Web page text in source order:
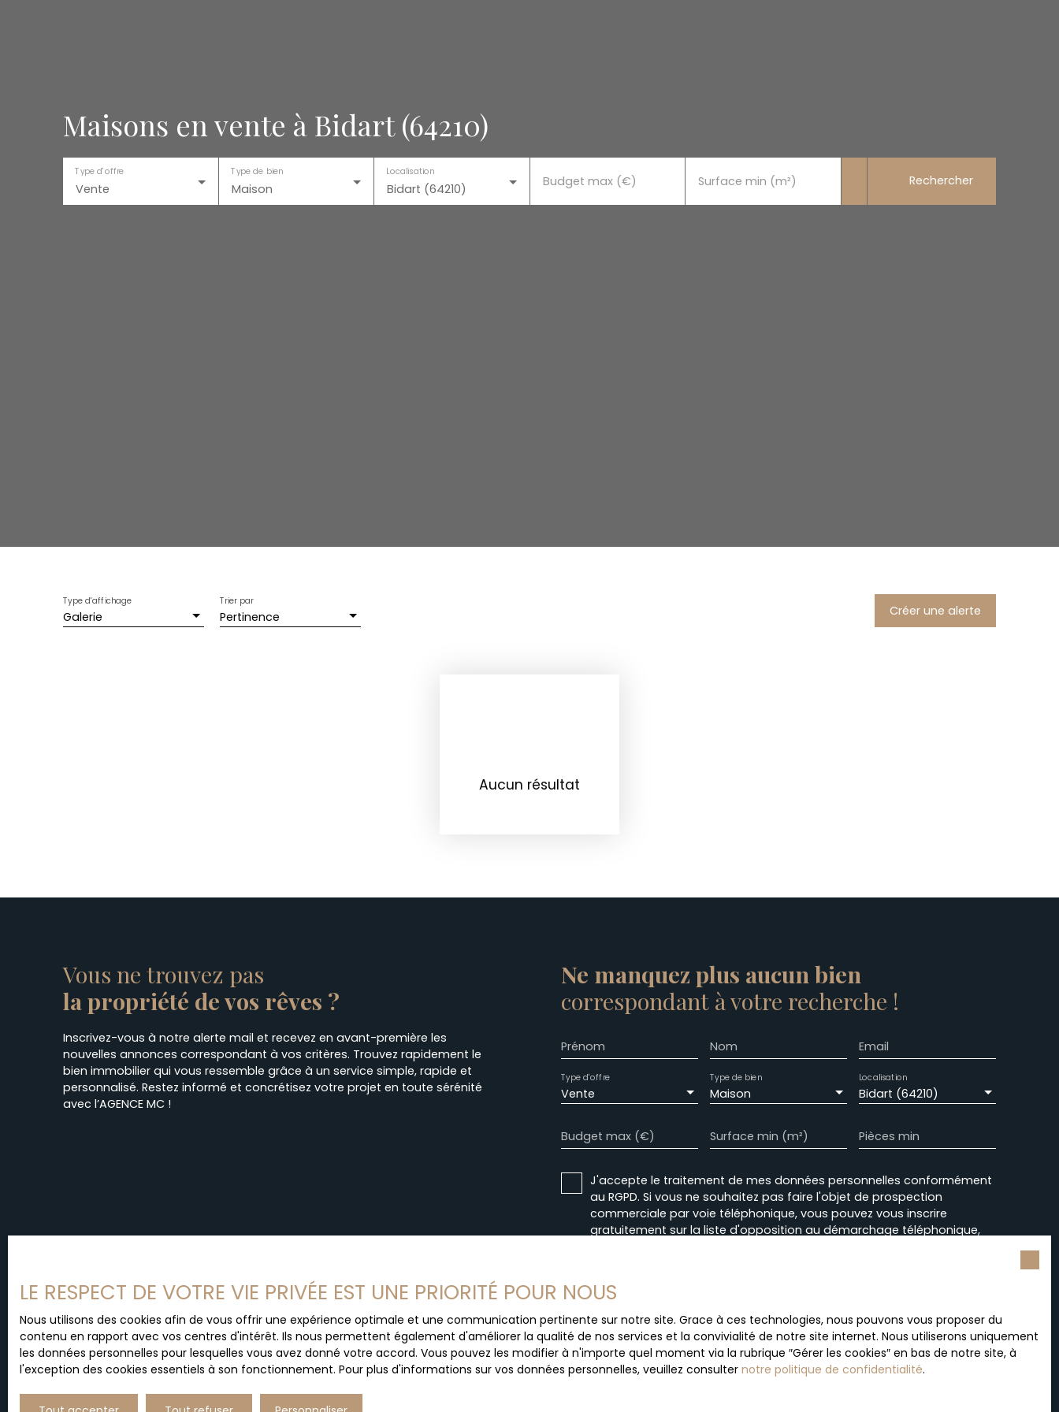
Maisons en vente à Bidart (64210)
Vente
Type d'offre
Maison
Type de bien
Bidart (64210)
Localisation
Budget max (€) Surface min (m²) Rechercher
Galerie
Type d'affichage
Pertinence
Trier par
Créer une alerte
Aucun résultat
Vous ne trouvez pas
la propriété de vos rêves ?
Inscrivez-vous à notre alerte mail et recevez en avant-première les
nouvelles annonces correspondant à vos critères. Trouvez rapidement le
bien immobilier qui vous ressemble grâce à un service simple, rapide et
personnalisé. Restez informé et concrétisez votre projet en toute sérénité
avec l’AGENCE MC !
Ne manquez plus aucun bien
correspondant à votre recherche !
Prénom Nom Email
Vente
Type d'offre
Maison
Type de bien
Bidart (64210)
Localisation
Budget max (€) Surface min (m²) Pièces min
J'accepte le traitement de mes données personnelles conformément
au RGPD. Si vous ne souhaitez pas faire l'objet de prospection
commerciale par voie téléphonique, vous pouvez vous inscrire
gratuitement sur la liste d'opposition au démarchage téléphonique,
Société Worldline, Service Bloctel, CS 61311, 41013 BLOIS CEDEX.
Pour en savoir plus sur le traitement de vos données personnelles,
veuillez consulter notre
politique de confidentialité
LE RESPECT DE VOTRE VIE PRIVÉE EST UNE PRIORITÉ POUR NOUS
Nous utilisons des cookies afin de vous offrir une expérience optimale et une communication pertinente sur notre site. Grace à ces technologies, nous pouvons vous proposer du
contenu en rapport avec vos centres d'intérêt. Ils nous permettent également d'améliorer la qualité de nos services et la convivialité de notre site internet. Nous utiliserons uniquement
les données personnelles pour lesquelles vous avez donné votre accord. Vous pouvez les modifier à n'importe quel moment via la rubrique ″Gérer les cookies″ en bas de notre site, à
l'exception des cookies essentiels à son fonctionnement. Pour plus d'informations sur vos données personnelles, veuillez consulter notre politique de confidentialité.